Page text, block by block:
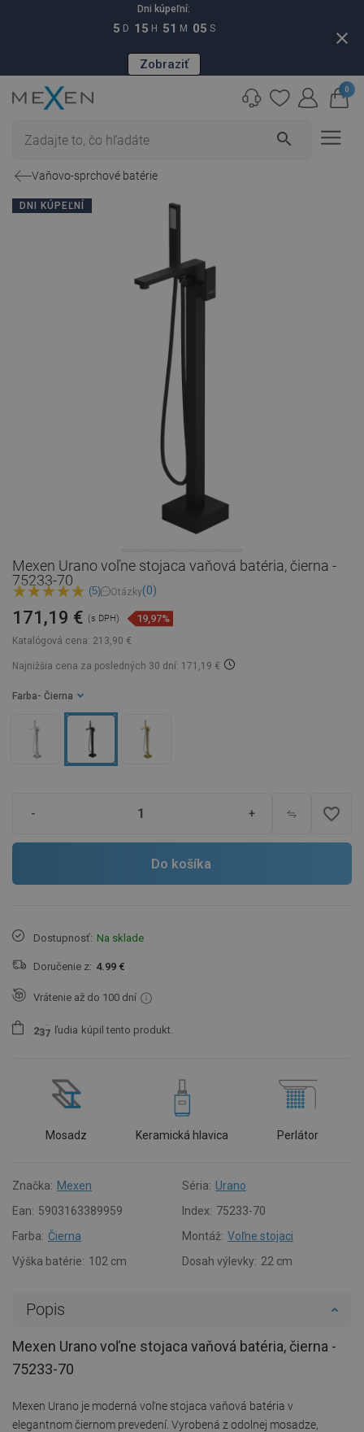
Dni kúpeľní:
5 D 15 H 51 M 04 S
Zobraziť
close
search
0
Vaňovo-sprchové batérie
DNI KÚPEĽNÍ
Mexen Urano voľne stojaca vaňová batéria, čierna -
75233-70
(5) Otázky(0)
Katalógová cena: 213,90 €
171,19 € (s DPH) 19,97%
Najnižšia cena za posledných 30 dní: 171,19 €
Farba - Čierna
- + favorite_border
Do košíka
Dostupnosť: Na sklade
Doručenie z: 4.99 €
Vrátenie až do 100 dní
237 ľudia kúpil tento produkt.
Mosadz Keramická hlavica Perlátor
Značka: Mexen Séria: Urano
Ean: 5903163389959 Index: 75233-70
Farba: Čierna Montáž: Voľne stojaci
Výška batérie: 102 cm Dosah výlevky: 22 cm
Popis
Mexen Urano voľne stojaca vaňová batéria, čierna -
75233-70
Mexen Urano je moderná voľne stojaca vaňová batéria v
elegantnom čiernom prevedení. Vyrobená z odolnej mosadze,